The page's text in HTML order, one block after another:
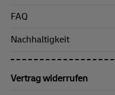
FAQ
Nachhaltigkeit
Vertrag widerrufen